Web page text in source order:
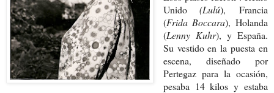
Unido(Lulú), Francia
(Frida Boccara), Holanda
(Lenny Kuhr), y España.
Su vestido en la puesta en
escena, diseñado por
Pertegazpara la ocasión,
pesaba 14 kilos y estaba